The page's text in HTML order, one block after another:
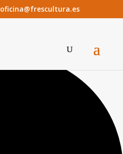
oficina@frescultura.es